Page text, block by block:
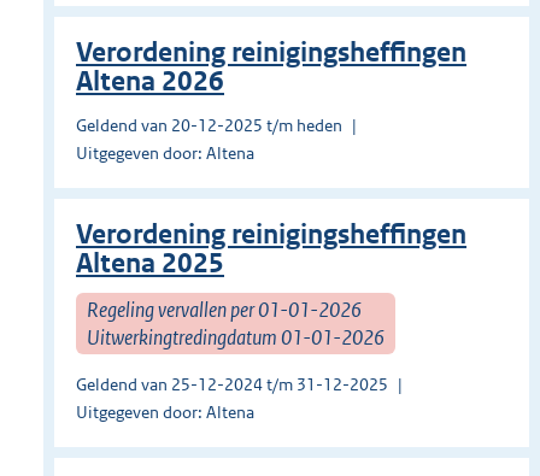
Verordening reinigingsheffingen
Altena 2026
Geldend van 20-12-2025 t/m heden
Uitgegeven door: Altena
Verordening reinigingsheffingen
Altena 2025
Regeling vervallen per 01-01-2026
Uitwerkingtredingdatum 01-01-2026
Geldend van 25-12-2024 t/m 31-12-2025
Uitgegeven door: Altena